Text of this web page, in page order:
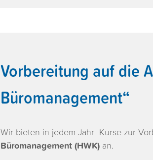
Vorbereitung auf die
Büromanagement“
Wir bieten in jedem Jahr Kurse zur
Büromanagement (HWK)an.